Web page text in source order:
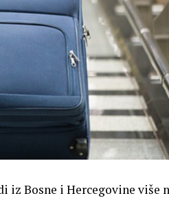
Bosne i Hercegovine više